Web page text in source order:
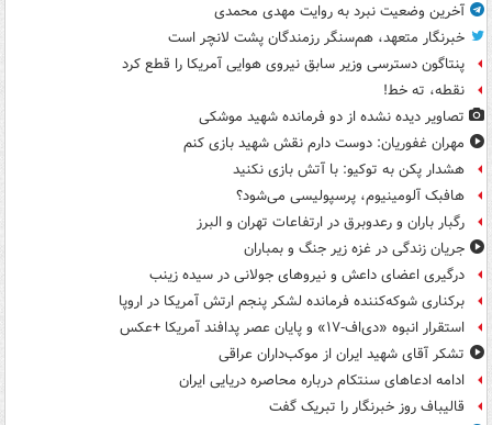
آخرین وضعیت نبرد به روایت مهدی محمدی
خبرنگار متعهد، هم‌سنگر رزمندگان پشت لانچر است
پنتاگون دسترسی وزیر سابق نیروی هوایی آمریکا را قطع کرد
نقطه، ته خط!
تصاویر دیده‌ نشده از دو فرمانده شهید موشکی
مهران غفوریان: دوست دارم نقش شهید بازی کنم
هشدار پکن به توکیو: با آتش بازی نکنید
هافبک آلومینیوم، پرسپولیسی می‌شود؟
رگبار باران و رعدوبرق در ارتفاعات تهران و البرز
جریان زندگی در غزه زیر جنگ و بمباران
درگیری اعضای داعش و نیروهای جولانی در سیده زینب
برکناری شوکه‌کننده فرمانده لشکر پنجم ارتش آمریکا در اروپا
استقرار انبوه «دی‌اف‑۱۷» و پایان عصر پدافند آمریکا +عکس
تشکر آقای شهید ایران از موکب‌داران عراقی
ادامه ادعاهای سنتکام درباره محاصره دریایی ایران
قالیباف روز خبرنگار را تبریک گفت